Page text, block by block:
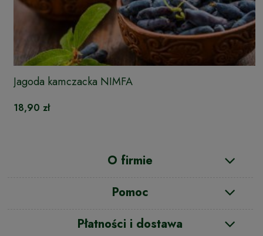
Jagoda kamczacka NIMFA
18,90 zł
O firmie
Pomoc
Płatności i dostawa